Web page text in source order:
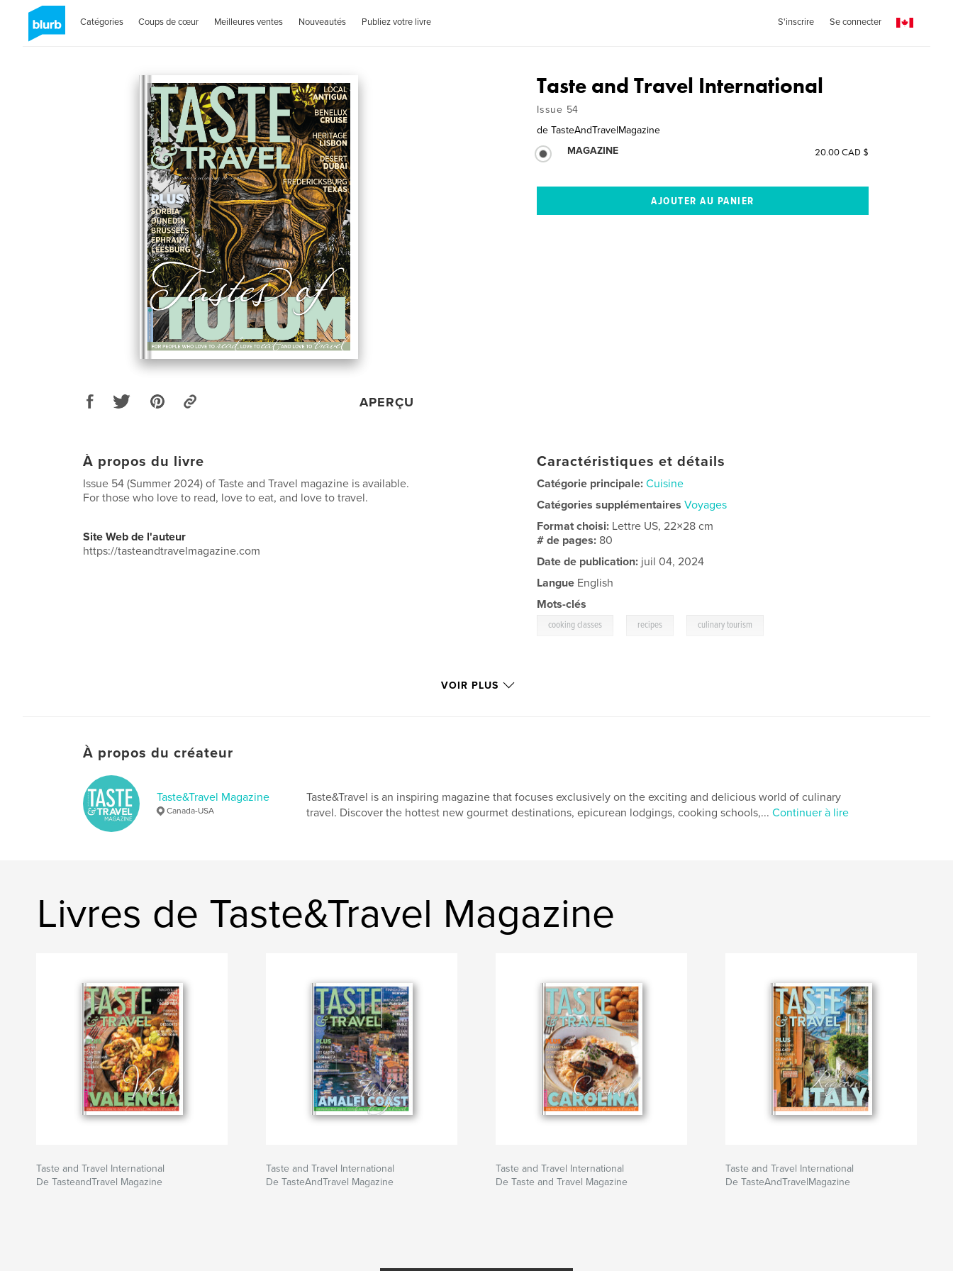
Catégories Coups de cœur Meilleures ventes Nouveautés Publiez votre livre S'inscrire Se connecter
APERÇU
Taste and Travel International
Issue 54
de TasteAndTravelMagazine
MAGAZINE
20.00 CAD $
À propos du livre
Issue 54 (Summer 2024) of Taste and Travel magazine is available.
For those who love to read, love to eat, and love to travel.
Site Web de l'auteur
https://tasteandtravelmagazine.com
Caractéristiques et détails
Catégorie principale: Cuisine
Catégories supplémentaires Voyages
Format choisi: Lettre US, 22×28 cm
# de pages: 80
Date de publication: juil 04, 2024
Langue English
Mots-clés
cooking classes recipes culinary tourism
VOIR PLUS
À propos du créateur
Taste&Travel Magazine
Canada-USA
Taste&Travel is an inspiring magazine that focuses exclusively on the exciting and delicious world of culinary
travel. Discover the hottest new gourmet destinations, epicurean lodgings, cooking schools,... Continuer à lire
Livres de Taste&Travel Magazine
Taste and Travel International
De TasteandTravel Magazine
Taste and Travel International
De TasteAndTravel Magazine
Taste and Travel International
De Taste and Travel Magazine
Taste and Travel International
De TasteAndTravelMagazine